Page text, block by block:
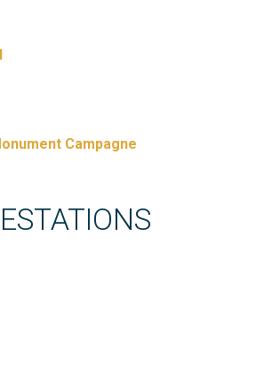
Campagne